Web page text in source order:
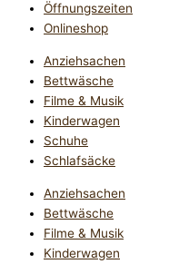
Öffnungszeiten
Onlineshop
Anziehsachen
Bettwäsche
Filme & Musik
Kinderwagen
Schuhe
Schlafsäcke
Anziehsachen
Bettwäsche
Filme & Musik
Kinderwagen